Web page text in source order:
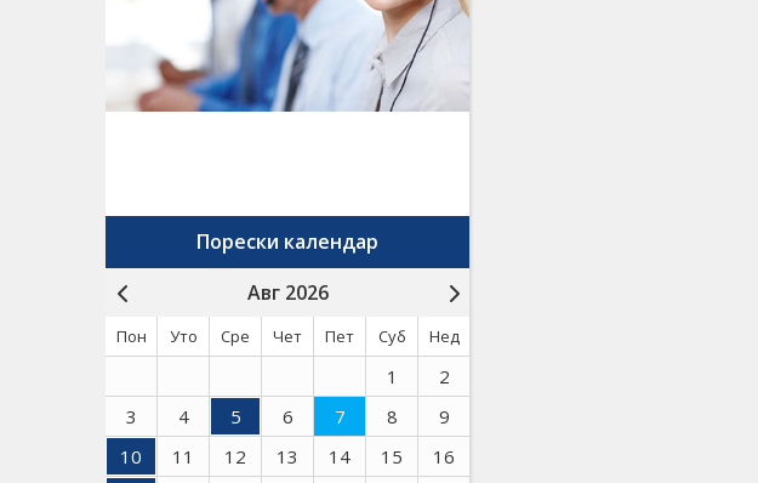
Порески календар
Авг 2026
Пон Уто Сре Чет Пет Суб Нед
1
2
3
4 5 6 7 8
9
10
11 12 13 14 15
16